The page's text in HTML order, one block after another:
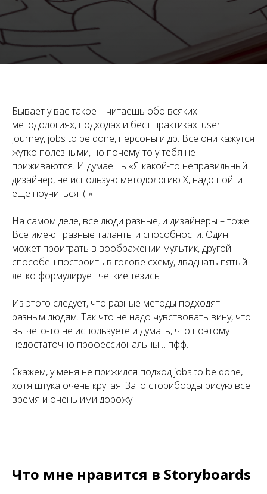
Бывает у вас такое – читаешь обо всяких
методологиях, подходах и бест практиках: user
journey, jobs to be done, персоны и др. Все они кажутся
жутко полезными, но почему-то у тебя не
приживаются. И думаешь «Я какой-то неправильный
дизайнер, не использую методологию Х, надо пойти
еще поучиться :( ».
На самом деле, все люди разные, и дизайнеры – тоже.
Все имеют разные таланты и способности. Один
может проиграть в воображении мультик, другой
способен построить в голове схему, двадцать пятый
легко формулирует четкие тезисы.
Из этого следует, что разные методы подходят
разным людям. Так что не надо чувствовать вину, что
вы чего-то не используете и думать, что поэтому
недостаточно профессиональны… пфф.
Скажем, у меня не прижился подход jobs to be done,
хотя штука очень крутая. Зато сториборды рисую все
время и очень ими дорожу.
Что мне нравится в Storyboards